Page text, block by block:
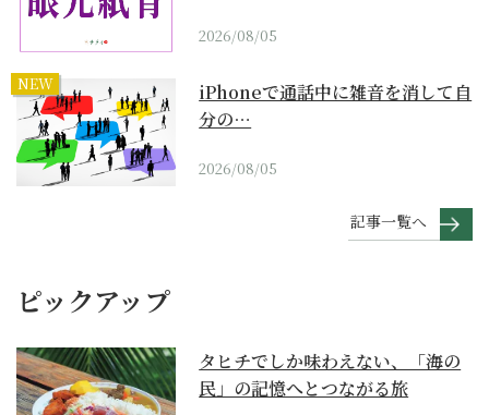
2026/08/05
NEW
iPhoneで通話中に雑音を消して自
分の…
2026/08/05
記事一覧へ
ピックアップ
タヒチでしか味わえない、「海の
民」の記憶へとつながる旅